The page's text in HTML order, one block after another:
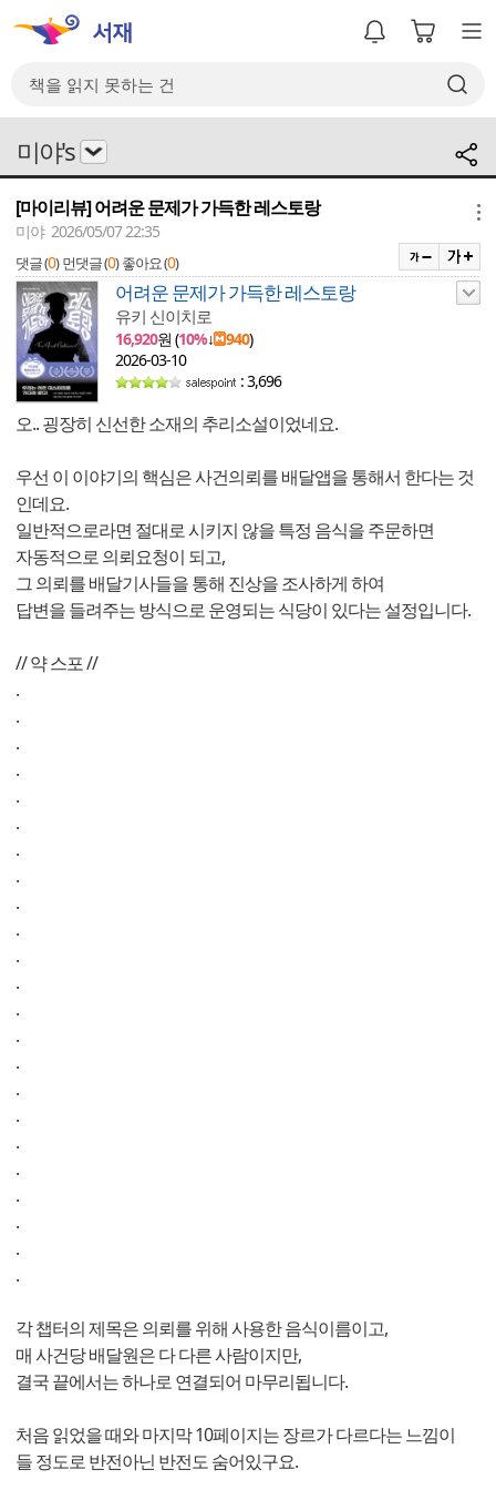
미야's
[마이리뷰] 어려운 문제가 가득한 레스토랑
미야 2026/05/07 22:35
댓글 (0) 먼댓글 (0) 좋아요 (0)
어려운 문제가 가득한 레스토랑
유키 신이치로
16,920원 (10%↓ 940)
2026-03-10
: 3,696
오.. 굉장히 신선한 소재의 추리소설이었네요.
우선 이 이야기의 핵심은 사건의뢰를 배달앱을 통해서 한다는 것
인데요.
일반적으로라면 절대로 시키지 않을 특정 음식을 주문하면
자동적으로 의뢰요청이 되고,
그 의뢰를 배달기사들을 통해 진상을 조사하게 하여
답변을 들려주는 방식으로 운영되는 식당이 있다는 설정입니다.
// 약 스포 //
.
.
.
.
.
.
.
.
.
.
.
.
.
.
.
.
.
.
.
.
.
.
.
각 챕터의 제목은 의뢰를 위해 사용한 음식이름이고,
매 사건당 배달원은 다 다른 사람이지만,
결국 끝에서는 하나로 연결되어 마무리됩니다.
처음 읽었을 때와 마지막 10페이지는 장르가 다르다는 느낌이
들 정도로 반전아닌 반전도 숨어있구요.